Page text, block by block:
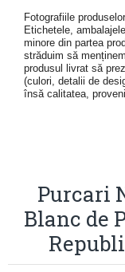
Fotografiile
Etichetele,
minore din partea
străduim să
produsul livrat să
(culori, detalii de
însă calitatea,
Purcari
Blanc de